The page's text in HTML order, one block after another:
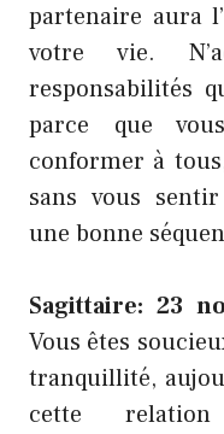
partenaire aura
votre vie.
responsabilités
parce que
conformer à
sans vous
une bonne
Sagittaire: 23
Vous êtes
tranquillité,
cette relation